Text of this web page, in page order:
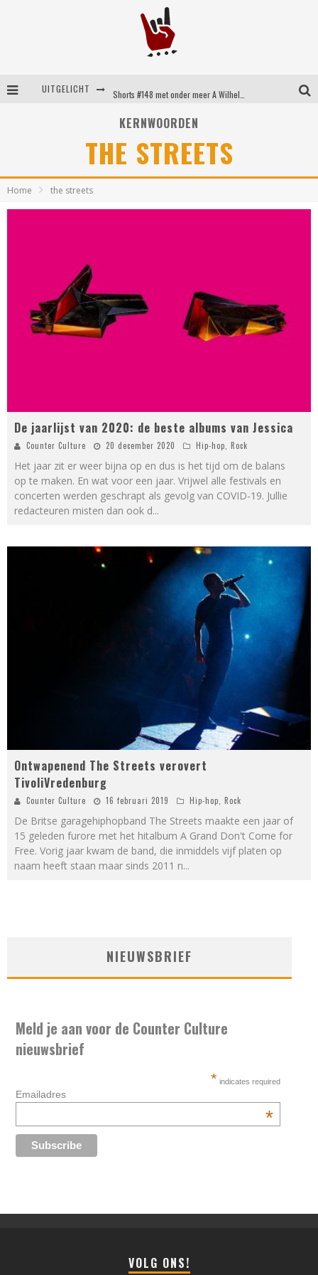
UITGELICHT
Shorts #149 met onder meer No Cure, Eva Under Fire, The Hu en Sleeping With Sirens
KERNWOORDEN
THE STREETS
Home the streets
De jaarlijst van 2020: de beste albums van Jessica
Counter Culture 20 december 2020 Hip-hop, Rock
Het jaar zit er weer bijna op en dus is het tijd om de balans
op te maken. En wat voor een jaar. Vrijwel alle festivals en
concerten werden geschrapt als gevolg van COVID-19. Jullie
redacteuren misten dan ook d...
Ontwapenend The Streets verovert
TivoliVredenburg
Counter Culture 16 februari 2019 Hip-hop Rock
De Britse garagehiphopband The Streets maakte een jaar of
15 geleden furore met het hitalbum A Grand Don't Come for
Free. Vorig jaar kwam de band, die inmiddels vijf platen op
naam heeft staan maar sinds 2011 n...
NIEUWSBRIEF
Meld je aan voor de Counter Culture
nieuwsbrief
* indicates required
Emailadres
*
VOLG ONS!